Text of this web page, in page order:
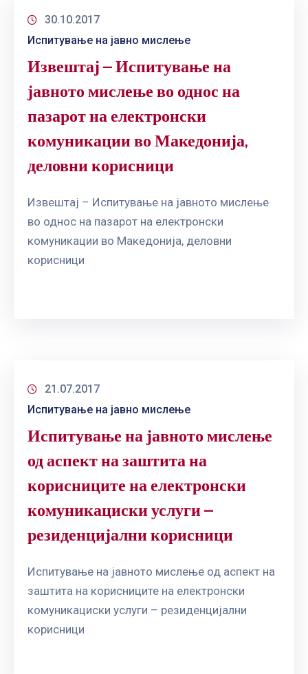
30.10.2017
Испитување на јавно мислење
Извештај – Испитување на
јавното мислење во однос на
пазарот на електронски
комуникации во Македонија,
деловни корисници
Извештај – Испитување на јавното мислење
во однос на пазарот на електронски
комуникации во Македонија, деловни
корисници
21.07.2017
Испитување на јавно мислење
Испитување на јавното мислење
од аспект на заштита на
корисниците на електронски
комуникациски услуги –
резиденцијални корисници
Испитување на јавното мислење од аспект на
заштита на корисниците на електронски
комуникациски услуги – резиденцијални
корисници